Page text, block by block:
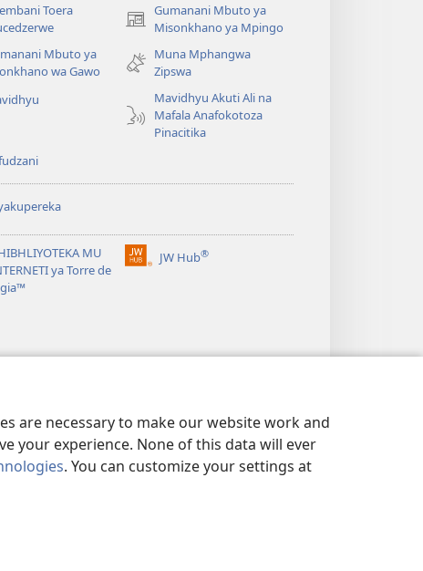
are necessary to make our website work and
your experience. None of this data will ever
. You can customize your settings at
Toera
Gumanani Mbuto ya
Misonkhano ya Mpingo
(opens
window)
Mbuto ya
wa Gawo
Muna Mphangwa
Zipswa
Mavidhyu Akuti Ali na
Mafala Anafokotoza
Pinacitika
MU
ya Torre de
JW Hub®
(opens